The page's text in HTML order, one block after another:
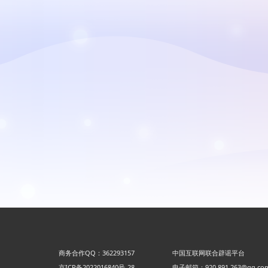
商务合作QQ：362293157
中国互联网联合辟谣平台